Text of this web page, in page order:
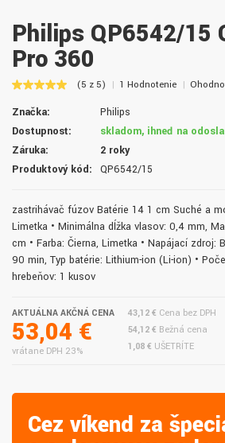
Philips QP6542/15
Pro 360
(5 z 5) 1 Hodnotenie
Značka:
Philips
Dostupnosť:
skladom, ihneď na
Záruka:
2 roky
Produktový kód:
QP6542/15
zastrihávač fúzov Batérie 14 1 cm Suché a
Limetka • Minimálna dĺžka vlasov: 0,4 mm,
cm • Farba: Čierna, Limetka • Napájací zdroj:
90 min, Typ batérie: Lithium-ion (Li-ion) •
hrebeňov: 1 kusov
AKTUÁLNA AKČNÁ CENA
53,04 €
vrátane DPH 23%
43,12 € Cena bez DPH
54,12 € Bežná cena
1,08 € UŠETRÍTE
Cez víkend za